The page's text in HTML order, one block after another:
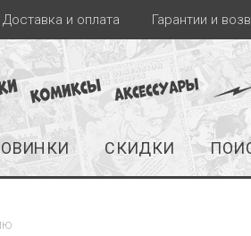
Доставка и оплата Гарантии и
СКИДКИ